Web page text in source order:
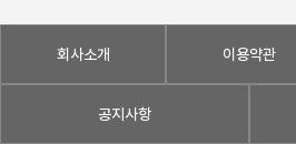
회사소개 이용약관
공지사항